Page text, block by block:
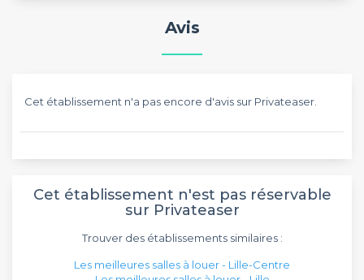
Avis
Cet établissement n'a pas encore d'avis sur Privateaser.
Cet établissement n'est pas réservable
sur Privateaser
Trouver des établissements similaires :
Les meilleures salles à louer - Lille-Centre